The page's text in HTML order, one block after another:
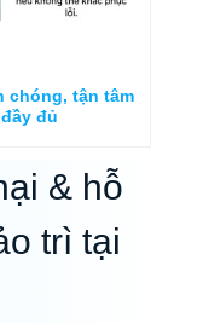
chóng, tận tâm
đủ
& hỗ
trì tại